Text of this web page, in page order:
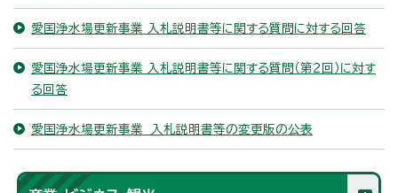
愛国浄水場更新事業 入札説明書等に関する質問に対する回答
愛国浄水場更新事業 入札説明書等に関する質問（第2回）に対す
る回答
愛国浄水場更新事業 入札説明書等の変更版の公表